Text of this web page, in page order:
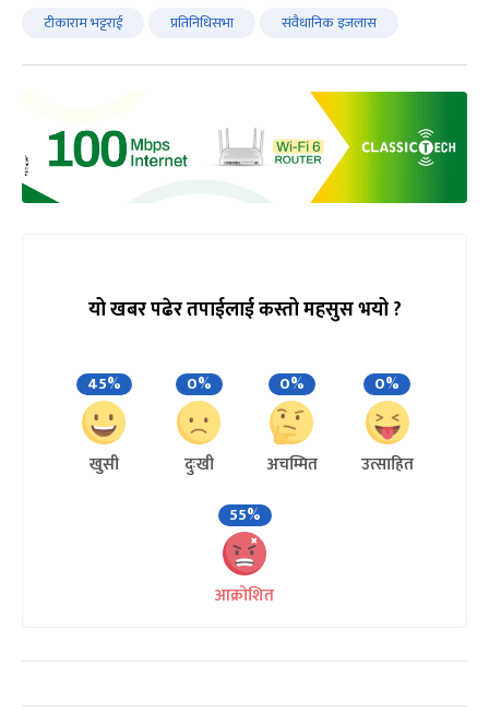
टीकाराम भट्टराई प्रतिनिधिसभा संवैधानिक इजलास
यो खबर पढेर तपाईलाई कस्तो महसुस भयो ?
45%
खुसी
0%
दुःखी
0%
अचम्मित
0%
उत्साहित
55%
आक्रोशित